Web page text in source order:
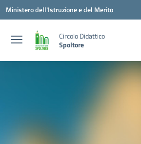
Vai ai contenuti
Vai al menu di navigazione
Vai al footer
Ministero dell'Istruzione e del Merito
Circolo Didattico
Spoltore